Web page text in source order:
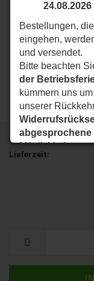
24.08.2026
Bestellungen,
eingehen,
und versendet.
Bitte beachten
der
kümmern uns
unserer
Möglichkeit so
24.08.2026
bei
Vielen Dank für
Art.Nr.:
Lieferzeit: